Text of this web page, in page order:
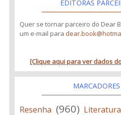
EDITORAS
Quer se tornar parceiro do Dear
um e-mail para
[Clique aqui para ver dados
MARCADORES
Resenha (960)